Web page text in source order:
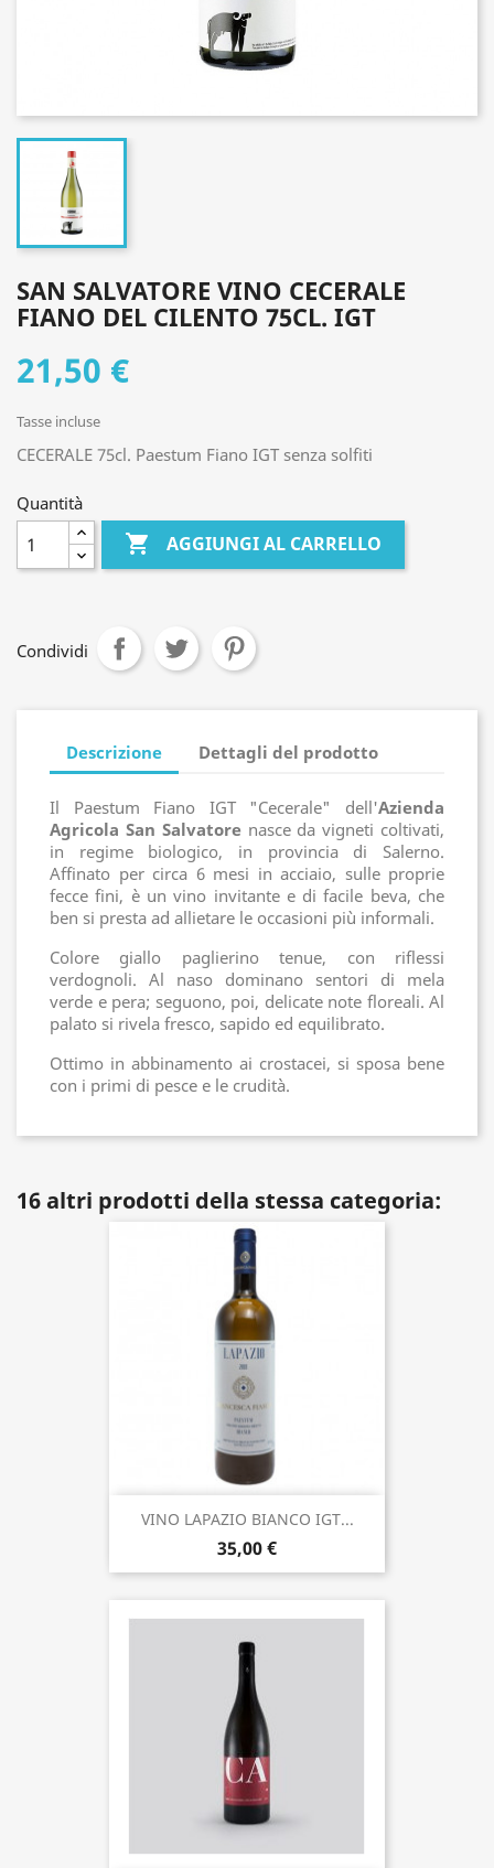
SAN SALVATORE VINO CECERALE
FIANO DEL CILENTO 75CL. IGT
21,50 €
Tasse incluse
CECERALE 75cl. Paestum Fiano IGT senza solfiti
Quantità
 AGGIUNGI AL CARRELLO
Condividi
Descrizione Dettagli del prodotto
Il Paestum Fiano IGT "Cecerale" dell'Azienda
Agricola San Salvatorenasce da vigneti coltivati,
in regime biologico, in provincia di Salerno.
Affinato per circa 6 mesi in acciaio, sulle proprie
fecce fini, è un vino invitante e di facile beva, che
ben si presta ad allietare le occasioni più informali.
Colore giallo paglierino tenue, con riflessi
verdognoli. Al naso dominano sentori di mela
verde e pera; seguono, poi, delicate note floreali. Al
palato si rivela fresco, sapido ed equilibrato.
Ottimo in abbinamento ai crostacei, si sposa bene
con i primi di pesce e le crudità.
16 altri prodotti della stessa categoria:
VINO LAPAZIO BIANCO IGT...
35,00 €